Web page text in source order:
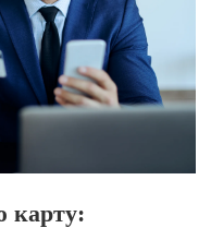
карту: